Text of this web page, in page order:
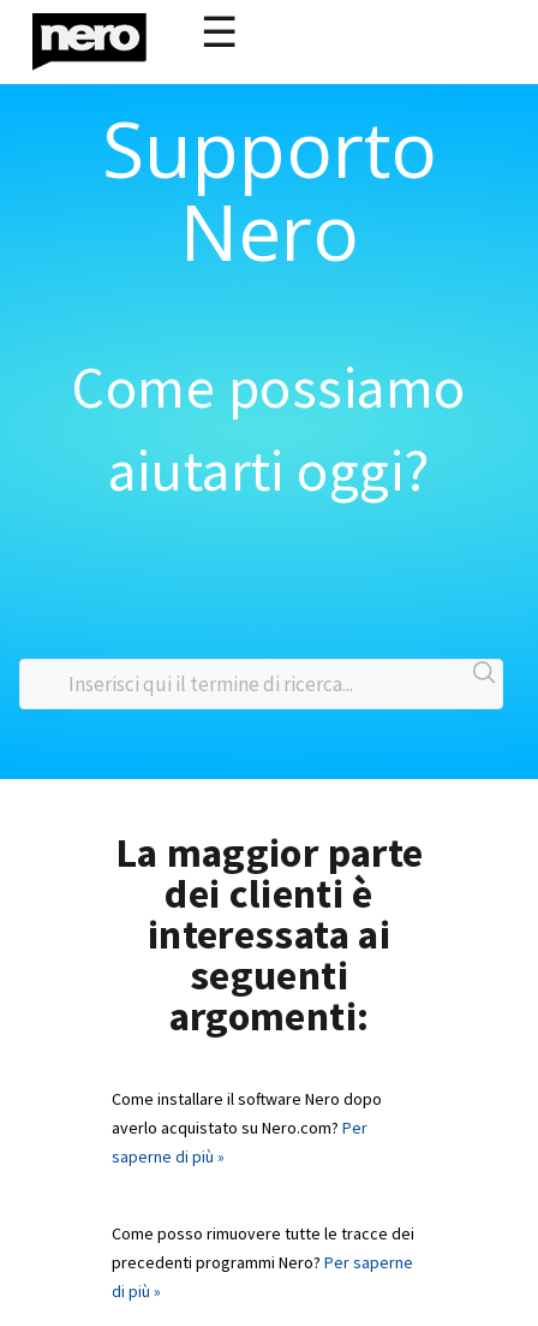
☰
Supporto
Nero
Come possiamo
aiutarti oggi?
La maggior parte
dei clienti è
interessata ai
seguenti
argomenti:
Come installare il software Nero dopo
averlo acquistato su Nero.com? Per
saperne di più »
Come posso rimuovere tutte le tracce dei
precedenti programmi Nero? Per saperne
di più »